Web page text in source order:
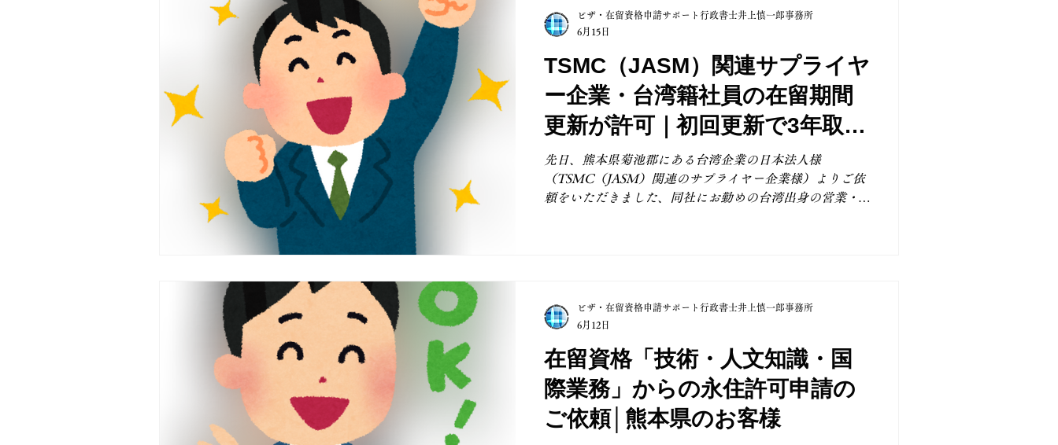
て、雇用の必要性や業務量、事業の安定性などについて
も、きちんと説明することが求められます。 弊所では、
これらの点を踏まえたうえで、お客様に十分なヒアリン
グを行い、最適な在留資格をご案内いたします。また、
スムーズに申請準備が進むよう、全力でサポートさせて
いただきます。 We received a request from a IT company in
Kumamoto Prefecture to support the application for change
TSMC（JASM）関連サプライヤ
ー企業・台湾籍社員の在留期間
更新が許可｜初回更新で3年取得
｜熊本県菊池郡
先日、熊本県菊池郡にある台湾企業の日本法人様
（TSMC（JASM）関連のサプライヤー企業様）よりご依
頼をいただきました、同社にお勤めの台湾出身の営業・
することは、企業様にとっても安心して組織運営を行う
上で大きなメリットとなります。 また、6月14日より特
定在留カードの運用が開始されるとともに、在留カード
のデザインも新しいものへ変更されました。 今回のお客
様は特定在留カードの申出はされていませんが、交付さ
れた在留カードは新デザインとなっており、私自身も初
めて実物を拝見しました。見た目の印象も変わり、とて
ビザ・在留資格申請サポート行政書士井上慎一郎事務所
6月15日
在留資格「技術・人文知識・国
際業務」からの永住許可申請の
ご依頼│熊本県のお客様
ビザ・在留資格申請サポート行政書士井上慎一郎事務所
6月12日